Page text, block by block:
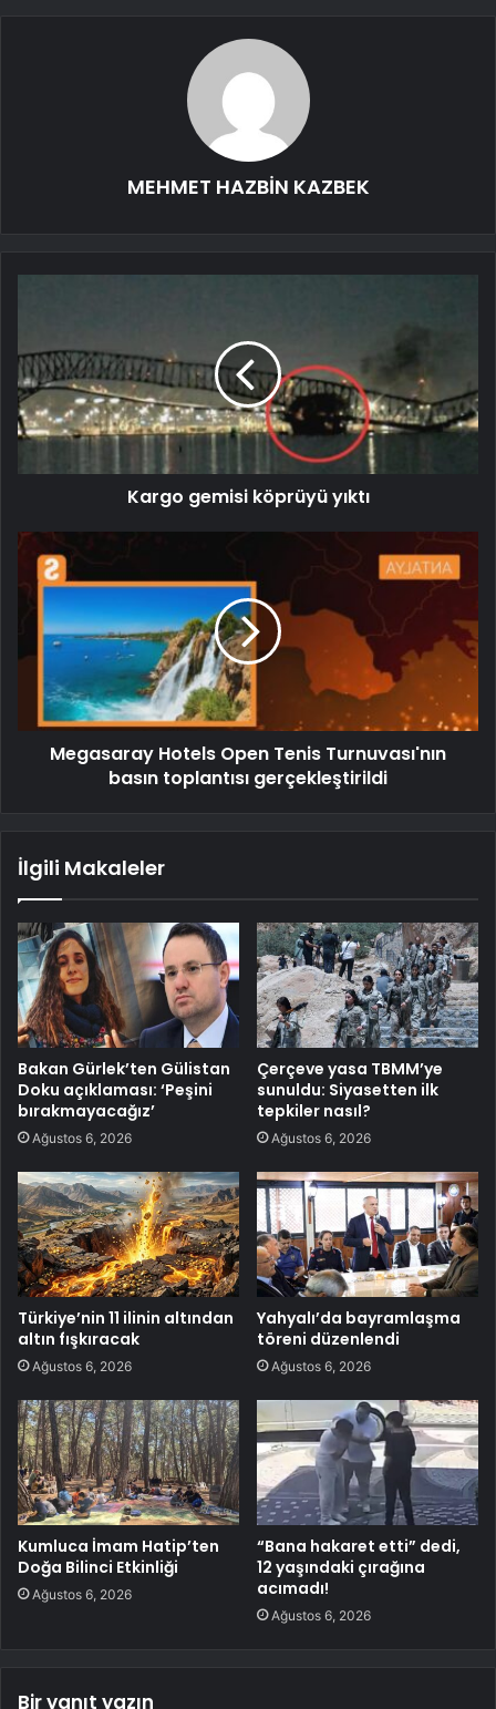
MEHMET HAZBİN KAZBEK
Kargo gemisi köprüyü yıktı
Megasaray Hotels Open Tenis Turnuvası'nın
basın toplantısı gerçekleştirildi
İlgili Makaleler
Bakan Gürlek’ten Gülistan
Doku açıklaması: ‘Peşini
bırakmayacağız’
Ağustos 6, 2026
Çerçeve yasa TBMM’ye
sunuldu: Siyasetten ilk
tepkiler nasıl?
Ağustos 6, 2026
Türkiye’nin 11 ilinin altından
altın fışkıracak
Ağustos 6, 2026
Yahyalı’da bayramlaşma
töreni düzenlendi
Ağustos 6, 2026
Kumluca İmam Hatip’ten
Doğa Bilinci Etkinliği
Ağustos 6, 2026
“Bana hakaret etti” dedi,
12 yaşındaki çırağına
acımadı!
Ağustos 6, 2026
Bir yanıt yazın